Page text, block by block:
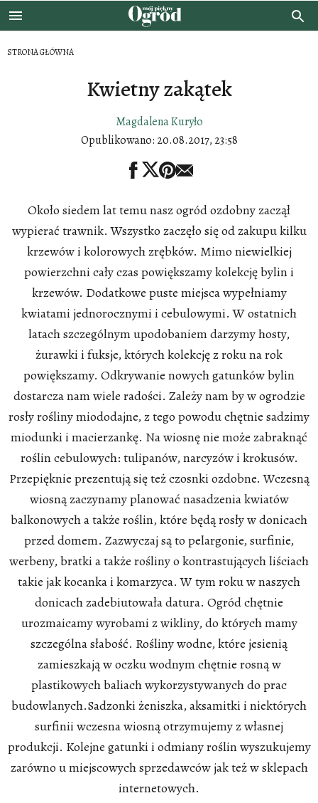
STRONA GŁÓWNA
Kwietny zakątek
Magdalena Kuryło
Opublikowano: 20.08.2017, 23:58
Około siedem lat temu nasz ogród ozdobny zaczął
wypierać trawnik. Wszystko zaczęło się od zakupu kilku
krzewów i kolorowych zrębków. Mimo niewielkiej
powierzchni cały czas powiększamy kolekcję bylin i
krzewów. Dodatkowe puste miejsca wypełniamy
kwiatami jednorocznymi i cebulowymi. W ostatnich
latach szczególnym upodobaniem darzymy hosty,
żurawki i fuksje, których kolekcję z roku na rok
powiększamy. Odkrywanie nowych gatunków bylin
dostarcza nam wiele radości. Zależy nam by w ogrodzie
rosły rośliny miododajne, z tego powodu chętnie sadzimy
miodunki i macierzankę. Na wiosnę nie może zabraknąć
roślin cebulowych: tulipanów, narcyzów i krokusów.
Przepięknie prezentują się też czosnki ozdobne. Wczesną
wiosną zaczynamy planować nasadzenia kwiatów
balkonowych a także roślin, które będą rosły w donicach
przed domem. Zazwyczaj są to pelargonie, surfinie,
werbeny, bratki a także rośliny o kontrastujących liściach
takie jak kocanka i komarzyca. W tym roku w naszych
donicach zadebiutowała datura. Ogród chętnie
urozmaicamy wyrobami z wikliny, do których mamy
szczególna słabość. Rośliny wodne, które jesienią
zamieszkają w oczku wodnym chętnie rosną w
plastikowych baliach wykorzystywanych do prac
budowlanych.Sadzonki żeniszka, aksamitki i niektórych
surfinii wczesna wiosną otrzymujemy z własnej
produkcji. Kolejne gatunki i odmiany roślin wyszukujemy
zarówno u miejscowych sprzedawców jak też w sklepach
internetowych.